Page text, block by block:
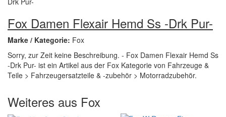
Fox Damen Flexair Hemd Ss -Drk Pur-
Marke / Kategorie: Fox
Sorry, zur Zeit keine Beschreibung. - Fox Damen Flexair Hemd Ss
-Drk Pur- ist ein Artikel aus der Fox Kategorie von Fahrzeuge &
Teile > Fahrzeugersatzteile & -zubehör > Motorradzubehör.
Weiteres aus Fox